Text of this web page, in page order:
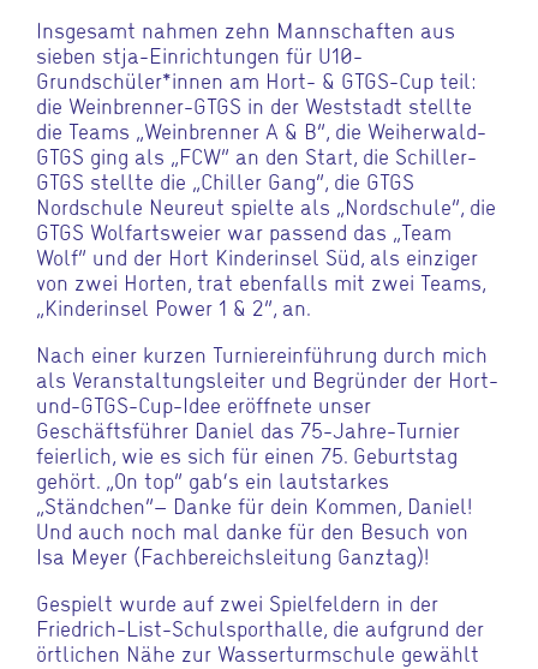
Insgesamt nahmen zehn Mannschaften aus
sieben stja-Einrichtungen für U10-
Grundschüler*innen am Hort- & GTGS-Cup teil:
die Weinbrenner-GTGS in der Weststadt stellte
die Teams „Weinbrenner A & B“, die Weiherwald-
GTGS ging als „FCW“ an den Start, die Schiller-
GTGS stellte die „Chiller Gang“, die GTGS
Nordschule Neureut spielte als „Nordschule“, die
GTGS Wolfartsweier war passend das „Team
Wolf“ und der Hort Kinderinsel Süd, als einziger
von zwei Horten, trat ebenfalls mit zwei Teams,
„Kinderinsel Power 1 & 2“, an.
Nach einer kurzen Turniereinführung durch mich
als Veranstaltungsleiter und Begründer der Hort-
und-GTGS-Cup-Idee eröffnete unser
Geschäftsführer Daniel das 75-Jahre-Turnier
feierlich, wie es sich für einen 75. Geburtstag
gehört. „On top“ gab‘s ein lautstarkes
„Ständchen“– Danke für dein Kommen, Daniel!
Und auch noch mal danke für den Besuch von
Isa Meyer (Fachbereichsleitung Ganztag)!
Gespielt wurde auf zwei Spielfeldern in der
Friedrich-List-Schulsporthalle, die aufgrund der
örtlichen Nähe zur Wasserturmschule gewählt